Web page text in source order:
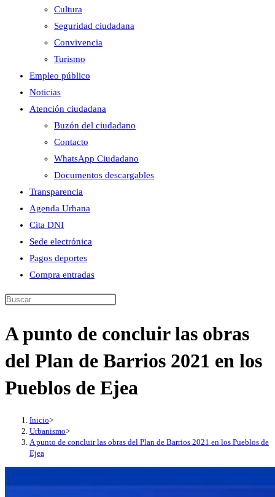
Cultura
Seguridad ciudadana
Convivencia
Turismo
Empleo público
Noticias
Atención ciudadana
Buzón del ciudadano
Contacto
WhatsApp Ciudadano
Documentos descargables
Transparencia
Agenda Urbana
Cita DNI
Sede electrónica
Pagos deportes
Compra entradas
Buscar
esta
A punto de concluir las obras
del Plan de Barrios 2021 en los
Pueblos de Ejea
Inicio>
Urbanismo>
A punto de concluir las obras del Plan de Barrios 2021 en los Pueblos de
Ejea